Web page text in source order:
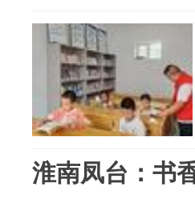
淮南凤台：书